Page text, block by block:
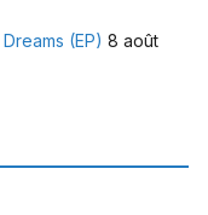
(EP) 8 août